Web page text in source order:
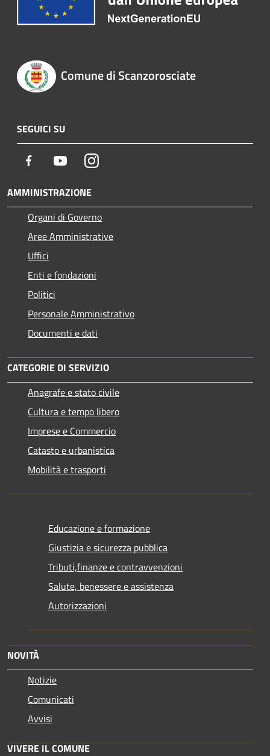
Comune di Scanzorosciate
SEGUICI SU
Facebook YoutubeInstagram
AMMINISTRAZIONE
Organi di Governo
Aree Amministrative
Uffici
Enti e fondazioni
Politici
Personale Amministrativo
Documenti e dati
CATEGORIE DI SERVIZIO
Anagrafe e stato civile
Cultura e tempo libero
Imprese e Commercio
Catasto e urbanistica
Mobilità e trasporti
Educazione e formazione
Giustizia e sicurezza pubblica
Tributi,finanze e contravvenzioni
Salute, benessere e assistenza
Autorizzazioni
NOVITÀ
Notizie
Comunicati
Avvisi
VIVERE IL COMUNE